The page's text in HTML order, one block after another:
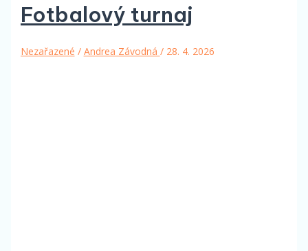
Fotbalový turnaj
Nezařazené / Andrea Závodná / 28. 4. 2026